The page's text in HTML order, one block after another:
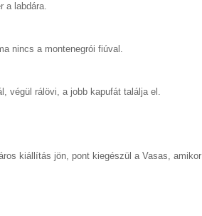
a labdára.
nincs a montenegrói fiúval.
végül rálövi, a jobb kapufát találja el.
kiállítás jön, pont kiegészül a Vasas, amikor